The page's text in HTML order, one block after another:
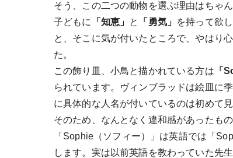
そう、この二つの動物を選ぶ理由はちゃん
子どもに
「知恵」 と 「勇気」 を持って欲
と、そこに気が付いたところで、やはり
た。
この飾り皿、小鳥と描かれている方は 「
られています。ヴィンブラッドは絵皿に
に具体的な人名が付いているのは初めて見
そのため、なんとなく違和感があったも
「Sophie（ソフィー）」は英語では「
します。実は以前英語を教わっていた先